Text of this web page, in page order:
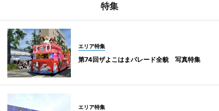
特集
エリア特集
第74回ザよこはまパレード全貌 写真特集
エリア特集